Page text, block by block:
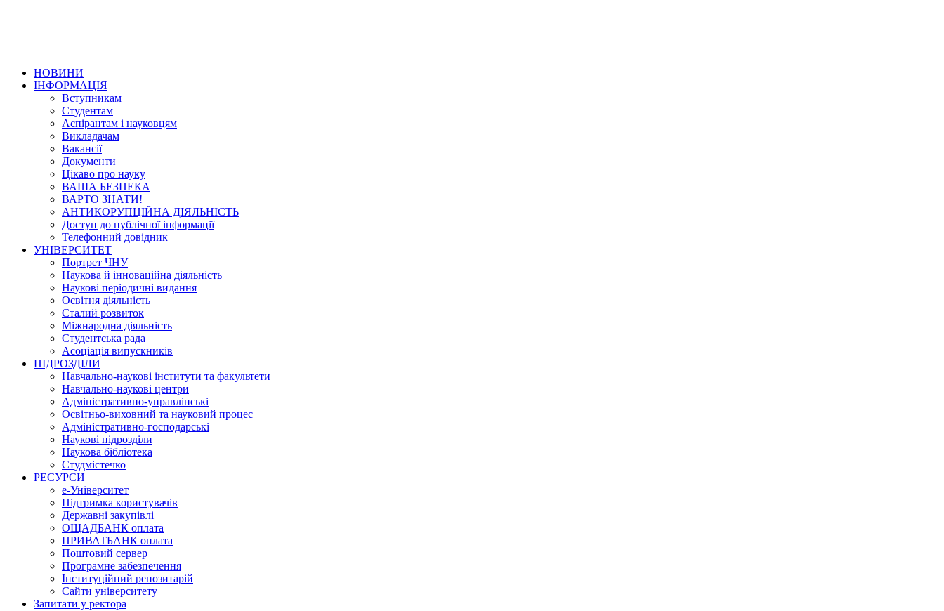
НОВИНИ
ІНФОРМАЦІЯ
Вступникам
Студентам
Аспірантам і науковцям
Викладачам
Вакансії
Документи
Цікаво про науку
ВАША БЕЗПЕКА
ВАРТО ЗНАТИ!
АНТИКОРУПЦІЙНА ДІЯЛЬНІСТЬ
Доступ до публічної інформації
Телефонний довідник
УНІВЕРСИТЕТ
Портрет ЧНУ
Наукова й інноваційна діяльність
Наукові періодичні видання
Освітня діяльність
Сталий розвиток
Міжнародна діяльність
Студентська рада
Асоціація випускників
ПІДРОЗДІЛИ
Навчально-наукові інститути та факультети
Навчально-наукові центри
Адміністративно-управлінські
Освітньо-виховний та науковий процес
Адміністративно-господарські
Наукові підрозділи
Наукова бібліотека
Студмістечко
РЕСУРСИ
е-Університет
Підтримка користувачів
Державні закупівлі
ОЩАДБАНК оплата
ПРИВАТБАНК оплата
Поштовий сервер
Програмне забезпечення
Інституційний репозитарій
Сайти університету
Запитати у ректора